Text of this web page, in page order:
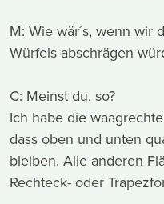
M: Wie wär´s, wenn wir
Würfels abschrägen
C: Meinst du, so?
Ich habe die
dass oben und unten
bleiben. Alle anderen
Rechteck- oder